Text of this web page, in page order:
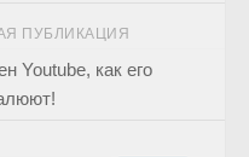
ПУБЛИКАЦИЯ
Youtube, как его